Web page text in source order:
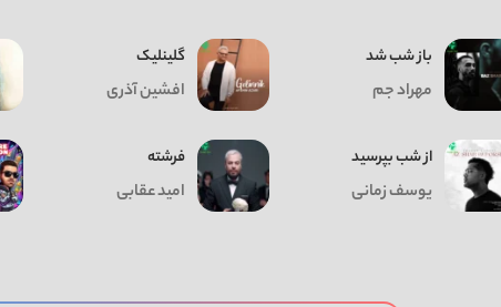
باز شب شد
مهراد جم
گلینلیک
افشین آذری
از شب بپرسید
یوسف زمانی
فرشته
امید عقابی